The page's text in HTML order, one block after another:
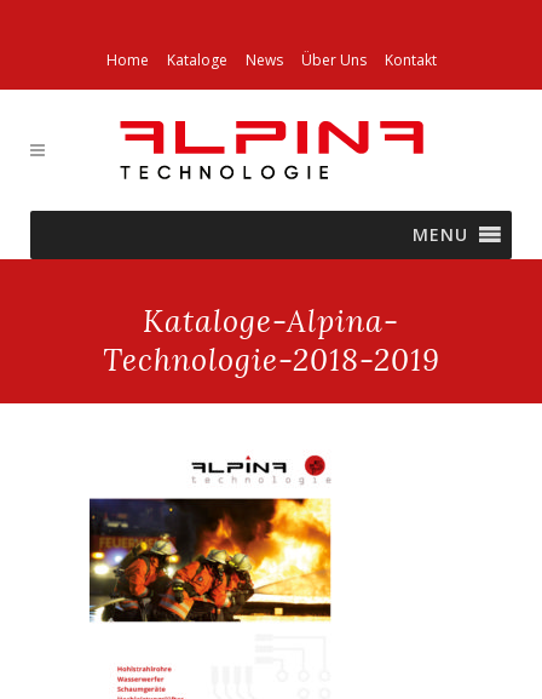
Home Kataloge News Über Uns Kontakt
MENU
Kataloge-Alpina-
Technologie-2018-2019